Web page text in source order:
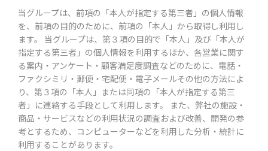
当グループは、前項の「本人が指定する第三者」の個人情報
を、前項の目的のために、前項の「本人」から取得し利用し
ます。 当グループは、第３項の目的で「本人」及び「本人が
指定する第三者」の個人情報を利用するほか、各営業に関す
る案内・アンケート・顧客満足度調査などのために、電話・
ファクシミリ・郵便・宅配便・電子メールその他の方法によ
り、第３項の「本人」または同項の「本人が指定する第三
者」に連絡する手段として利用します。 また、弊社の施設・
商品・サービスなどの利用状況の調査および改善、開発の参
考とするため、コンピューターなどを利用した分析・統計に
利用することがあります。